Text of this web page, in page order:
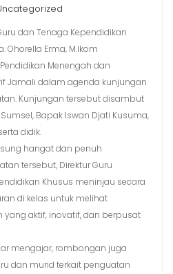
dan Tenaga Kependidikan
Ohorella Erma, M.Ikom
Menengah dan
Jamali dalam agenda kunjungan
Kunjungan tersebut disambut
Bapak Iswan Djati Kusuma,
didik.
hangat dan penuh
tersebut, Direktur Guru
Khusus meninjau secara
di kelas untuk melihat
aktif, inovatif, dan berpusat
mengajar, rombongan juga
dan murid terkait penguatan